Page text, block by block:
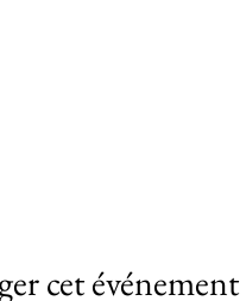
cet événement